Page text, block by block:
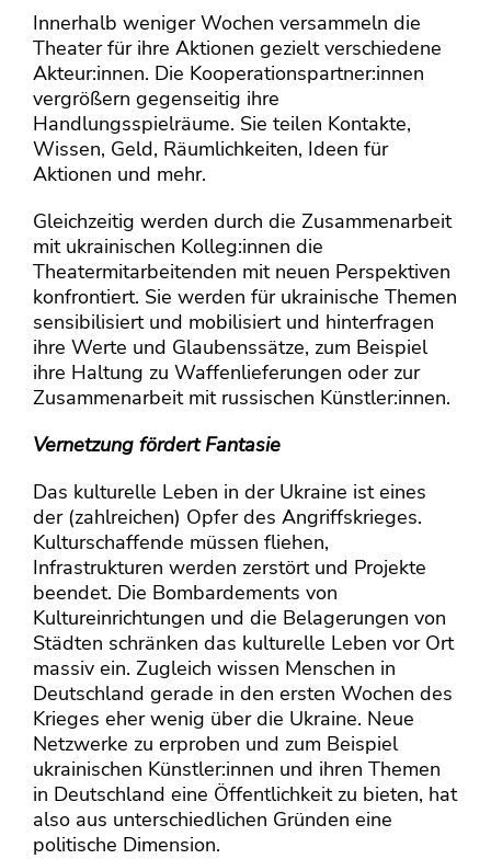
Innerhalb weniger Wochen versammeln die
Theater für ihre Aktionen gezielt verschiedene
Akteur:innen. Die Kooperationspartner:innen
vergrößern gegenseitig ihre
Handlungsspielräume. Sie teilen Kontakte,
Wissen, Geld, Räumlichkeiten, Ideen für
Aktionen und mehr.
Gleichzeitig werden durch die Zusammenarbeit
mit ukrainischen Kolleg:innen die
Theatermitarbeitenden mit neuen Perspektiven
konfrontiert. Sie werden für ukrainische Themen
sensibilisiert und mobilisiert und hinterfragen
ihre Werte und Glaubenssätze, zum Beispiel
ihre Haltung zu Waffenlieferungen oder zur
Zusammenarbeit mit russischen Künstler:innen.
Vernetzung fördert Fantasie
Das kulturelle Leben in der Ukraine ist eines
der (zahlreichen) Opfer des Angriffskrieges.
Kulturschaffende müssen fliehen,
Infrastrukturen werden zerstört und Projekte
beendet. Die Bombardements von
Kultureinrichtungen und die Belagerungen von
Städten schränken das kulturelle Leben vor Ort
massiv ein. Zugleich wissen Menschen in
Deutschland gerade in den ersten Wochen des
Krieges eher wenig über die Ukraine. Neue
Netzwerke zu erproben und zum Beispiel
ukrainischen Künstler:innen und ihren Themen
in Deutschland eine Öffentlichkeit zu bieten, hat
also aus unterschiedlichen Gründen eine
politische Dimension.